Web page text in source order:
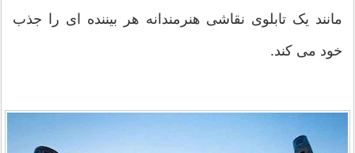
مانند یک تابلوی نقاشی هنرمندانه هر بیننده ای را جذب
خود می کند.